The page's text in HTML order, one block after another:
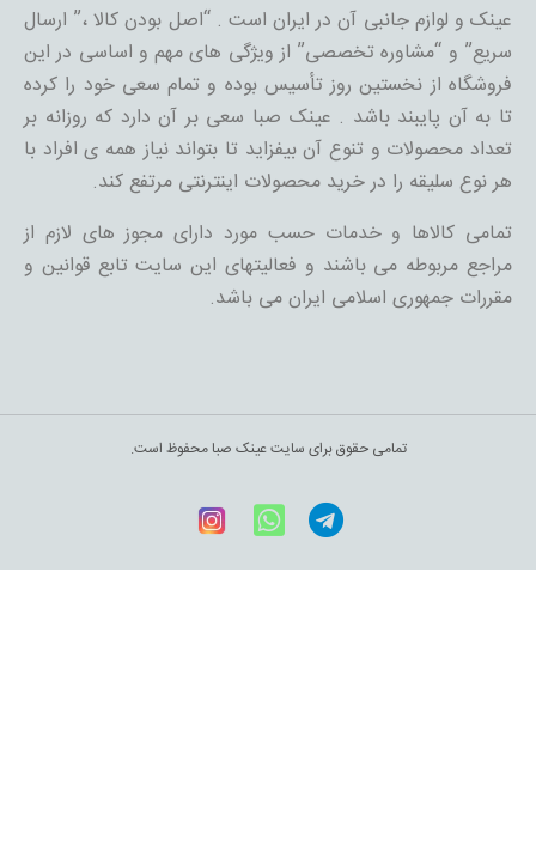
عینک و لوازم جانبی آن در ایران است . “اصل بودن کالا ،” ارسال
سریع” و “مشاوره تخصصی” از ویژگی های مهم و اساسی در این
فروشگاه از نخستین روز تأسیس بوده و تمام سعی خود را کرده
تا به آن پایبند باشد . عینک صبا سعی بر آن دارد که روزانه بر
تعداد محصولات و تنوع آن بیفزاید تا بتواند نیاز همه ی افراد با
هر نوع سلیقه را در خرید محصولات اینترنتی مرتفع کند.
تمامی کالاها و خدمات حسب مورد دارای مجوز های لازم از
مراجع مربوطه می باشند و فعالیتهای این سایت تابع قوانین و
مقررات جمهوری اسلامی ایران می باشد.
تمامی حقوق برای سایت عینک صبا محفوظ است.
Telegram
WhatsApp
اینستاگرام